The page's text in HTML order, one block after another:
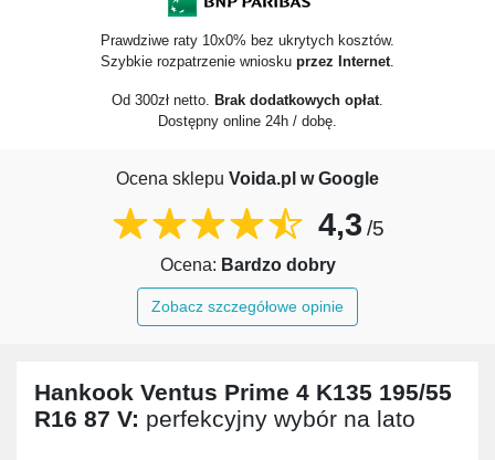
Prawdziwe raty 10x0% bez ukrytych kosztów.
Szybkie rozpatrzenie wniosku przez Internet
Od 300zł netto. Brak dodatkowych opłat
Dostępny online 24h / dobę.
Ocena sklepu Voida.pl w Google
4,3 /5
Ocena: Bardzo dobry
Zobacz szczegółowe opinie
Hankook Ventus Prime 4 K135 195/55
R16 87 V: perfekcyjny wybór na lato